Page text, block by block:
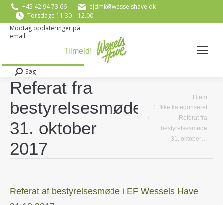
+45 42 94 73 66
ejdmk@wesselshave.dk
Torsdage 11.30 – 12.00
Modtag opdateringer på
email:
Search:
Søg
Referat fra
bestyrelsesmøde
31. oktober
2017
Hjem
Ikke kategoriseret
Referat fra
bestyrelsesmøde
31. oktober…
Referat af bestyrelsesmøde i EF Wessels Have